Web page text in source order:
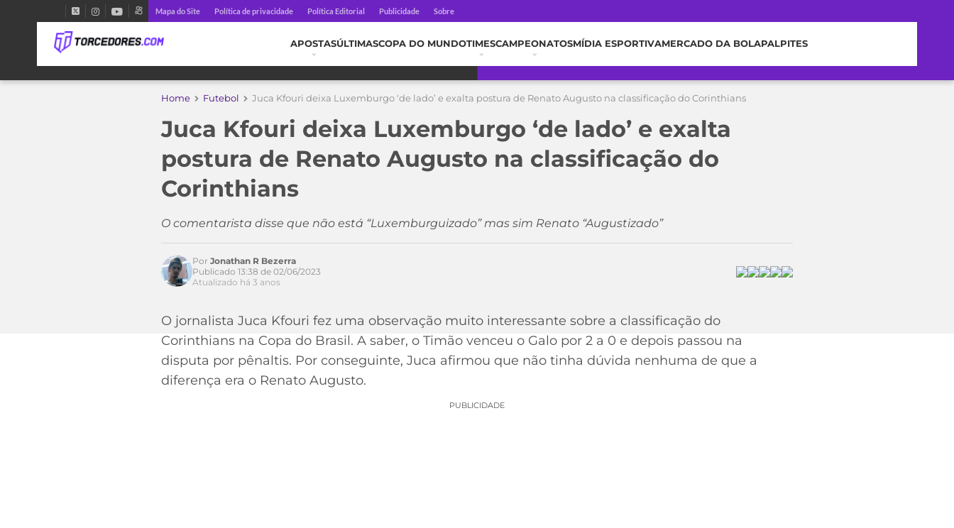
Mapa do Site Política de privacidade Política Editorial Publicidade Sobre
APOSTASÚLTIMASCOPA DO MUNDOTIMESCAMPEONATOSMÍDIA ESPORTIVAMERCADO DA BOLAPALPITES
Home Futebol Juca Kfouri deixa Luxemburgo ‘de lado’ e exalta postura de Renato Augusto na classificação do Corinthians
Juca Kfouri deixa Luxemburgo ‘de lado’ e exalta
postura de Renato Augusto na classificação do
Corinthians
O comentarista disse que não está “Luxemburguizado” mas sim Renato “Augustizado”
Por Jonathan R Bezerra
Publicado 13:38 de 02/06/2023
Atualizado há 3 anos
O jornalista Juca Kfouri fez uma observação muito interessante sobre a classificação do
Corinthians na Copa do Brasil. A saber, o Timão venceu o Galo por 2 a 0 e depois passou na
disputa por pênaltis. Por conseguinte, Juca afirmou que não tinha dúvida nenhuma de que a
diferença era o Renato Augusto.
PUBLICIDADE